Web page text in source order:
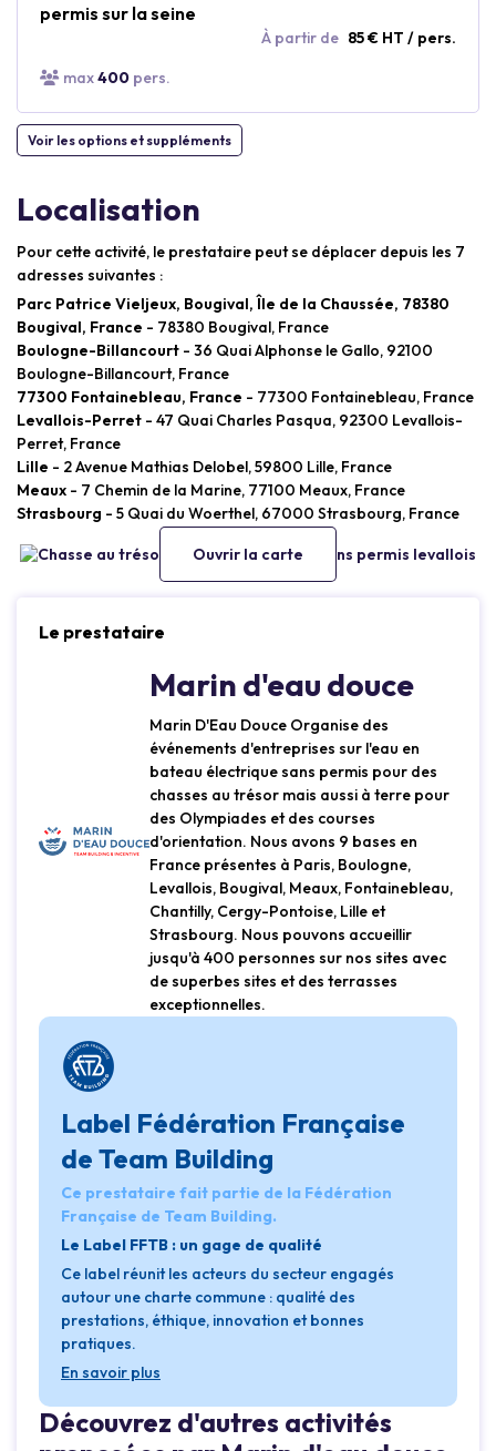
permis sur la seine
À partir de 85 € HT / pers.
max400 pers.
Voir les options et suppléments
Localisation
Pour cette activité, le prestataire peut se déplacer depuis les 7
adresses suivantes :
Parc Patrice Vieljeux, Bougival, Île de la Chaussée, 78380
Bougival, France - 78380 Bougival, France
Boulogne-Billancourt - 36 Quai Alphonse le Gallo, 92100
Boulogne-Billancourt, France
77300 Fontainebleau, France - 77300 Fontainebleau, France
Levallois-Perret - 47 Quai Charles Pasqua, 92300 Levallois-
Perret, France
Lille - 2 Avenue Mathias Delobel, 59800 Lille, France
Meaux - 7 Chemin de la Marine, 77100 Meaux, France
Strasbourg - 5 Quai du Woerthel, 67000 Strasbourg, France
Ouvrir la carte
Le prestataire
Marin d'eau douce
Marin D'Eau Douce Organise des
événements d'entreprises sur l'eau en
bateau électrique sans permis pour des
chasses au trésor mais aussi à terre pour
des Olympiades et des courses
d'orientation. Nous avons 9 bases en
France présentes à Paris, Boulogne,
Levallois, Bougival, Meaux, Fontainebleau,
Chantilly, Cergy-Pontoise, Lille et
Strasbourg. Nous pouvons accueillir
jusqu'à 400 personnes sur nos sites avec
de superbes sites et des terrasses
exceptionnelles.
Label Fédération Française
de Team Building
Ce prestataire fait partie de la Fédération
Française de Team Building.
Le Label FFTB : un gage de qualité
Ce label réunit les acteurs du secteur engagés
autour une charte commune : qualité des
prestations, éthique, innovation et bonnes
pratiques.
En savoir plus
Découvrez d'autres activités
Loading...